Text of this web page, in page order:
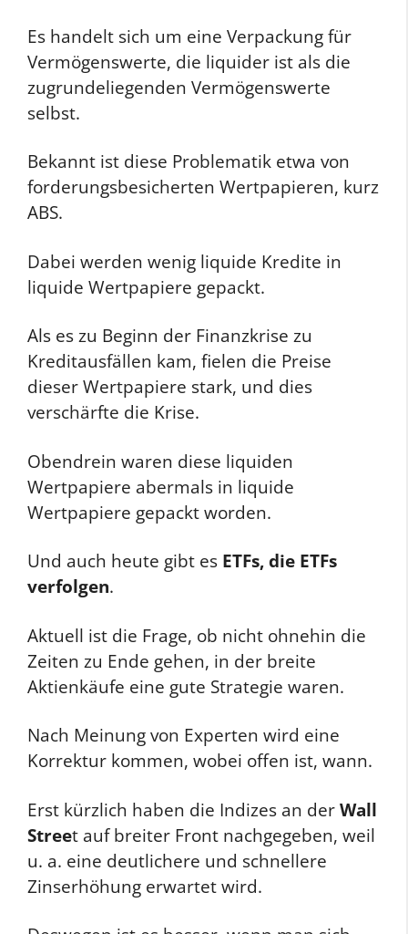
Es handelt sich um eine Verpackung für
Vermögenswerte, die liquider ist als die
zugrundeliegenden Vermögenswerte
selbst.
Bekannt ist diese Problematik etwa von
forderungsbesicherten Wertpapieren, kurz
ABS.
Dabei werden wenig liquide Kredite in
liquide Wertpapiere gepackt.
Als es zu Beginn der Finanzkrise zu
Kreditausfällen kam, fielen die Preise
dieser Wertpapiere stark, und dies
verschärfte die Krise.
Obendrein waren diese liquiden
Wertpapiere abermals in liquide
Wertpapiere gepackt worden.
Und auch heute gibt es ETFs, die ETFs
verfolgen.
Aktuell ist die Frage, ob nicht ohnehin die
Zeiten zu Ende gehen, in der breite
Aktienkäufe eine gute Strategie waren.
Nach Meinung von Experten wird eine
Korrektur kommen, wobei offen ist, wann.
Erst kürzlich haben die Indizes an der Wall
Street auf breiter Front nachgegeben, weil
u. a. eine deutlichere und schnellere
Zinserhöhung erwartet wird.